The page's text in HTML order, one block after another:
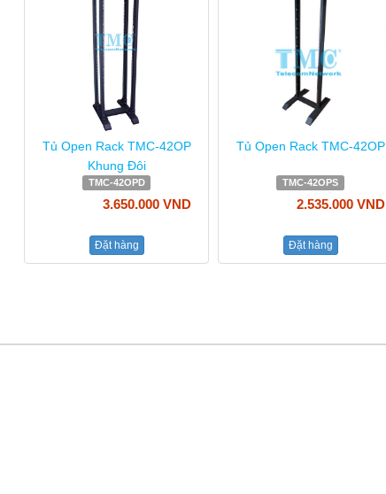
Tủ Open Rack TMC-42OP
Khung Đôi
TMC-42OPD
3.650.000 VND
Đặt hàng
Tủ Open Rack TMC-42OP
TMC-42OPS
2.535.000 VND
Đặt hàng